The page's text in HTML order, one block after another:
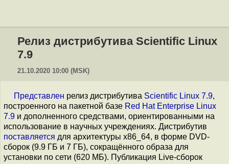
Релиз дистрибутива Scientific Linux
7.9
21.10.2020 10:00 (MSK)
Представлен релиз дистрибутива Scientific Linux 7.9,
построенного на пакетной базе Red Hat Enterprise Linux
7.9 и дополненного средствами, ориентированными на
использование в научных учреждениях. Дистрибутив
поставляется для архитектуры x86_64, в форме DVD-
сборок (9.9 ГБ и 7 ГБ), сокращённого образа для
установки по сети (620 МБ). Публикация Live-сборок